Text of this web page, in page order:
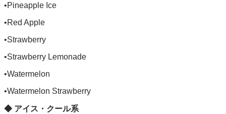
•Pineapple Ice
•Red Apple
•Strawberry
•Strawberry Lemonade
•Watermelon
•Watermelon Strawberry
◆ アイス・クール系